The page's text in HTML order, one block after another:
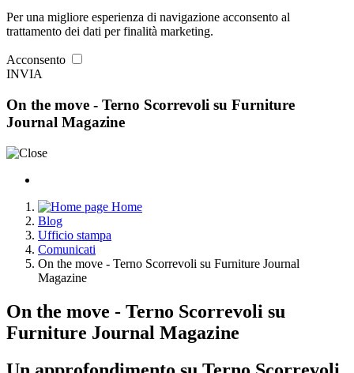
Per una migliore esperienza di navigazione acconsento al
trattamento dei dati per finalità marketing.
Acconsento
INVIA
On the move - Terno Scorrevoli su Furniture
Journal Magazine
Home
Blog
Ufficio stampa
Comunicati
On the move - Terno Scorrevoli su Furniture Journal
Magazine
On the move - Terno Scorrevoli su
Furniture Journal Magazine